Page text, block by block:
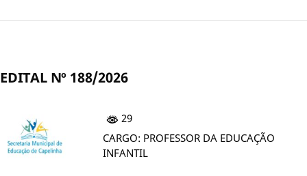
EDITAL Nº 188/2026
29
CARGO: PROFESSOR DA EDUCAÇÃO
INFANTIL